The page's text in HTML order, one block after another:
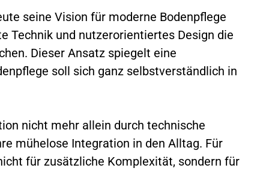
seine Vision für moderne Bodenpflege
Technik und nutzerorientiertes Design die
Dieser Ansatz spiegelt eine
soll sich ganz selbstverständlich in
nicht mehr allein durch technische
mühelose Integration in den Alltag. Für
für zusätzliche Komplexität, sondern für